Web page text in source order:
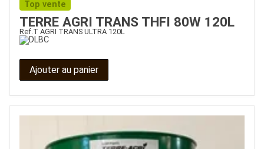
Top vente
TERRE AGRI TRANS THFI 80W 120L
Ref. T AGRI TRANS ULTRA 120L
Ajouter au panier